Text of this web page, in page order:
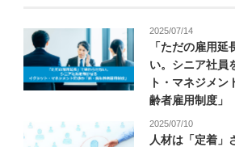
2025/07/14
「ただの雇用
い。シニア社員
ト・マネジメン
齢者雇用制度」
2025/07/10
人材は「定着」